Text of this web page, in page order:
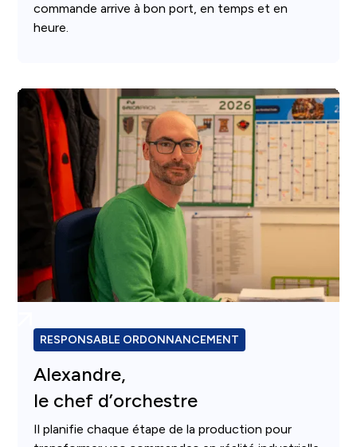
commande arrive à bon port, en temps et en
heure.
RESPONSABLE ORDONNANCEMENT
Alexandre,
le chef d’orchestre
Il planifie chaque étape de la production pour